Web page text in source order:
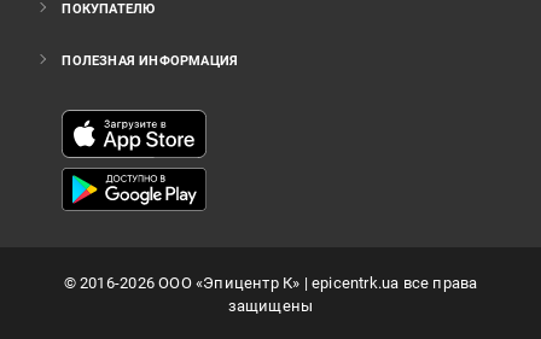
ПОКУПАТЕЛЮ
ПОЛЕЗНАЯ ИНФОРМАЦИЯ
©2016-2026ООО «Эпицентр К» | epicentrk.ua все права
защищены